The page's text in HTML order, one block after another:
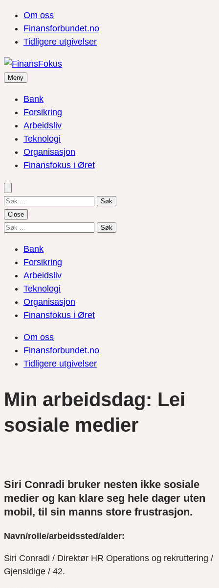
Om oss
Finansforbundet.no
Tidligere utgivelser
Meny
Bank
Forsikring
Arbeidsliv
Teknologi
Organisasjon
Finansfokus i Øret
Søk
etter:
Close
Søk
Bank
Forsikring
Arbeidsliv
Teknologi
Organisasjon
Finansfokus i Øret
Om oss
Finansforbundet.no
Tidligere utgivelser
Min arbeidsdag: Lei
sosiale medier
Siri Conradi bruker nesten ikke sosiale
medier og kan klare seg hele dager uten
mobil , til sin manns store frustrasjon.
Navn/rolle/arbeidssted/alder:
Siri Conradi / Direktør HR Operations og rekruttering /
Gjensidige / 42.